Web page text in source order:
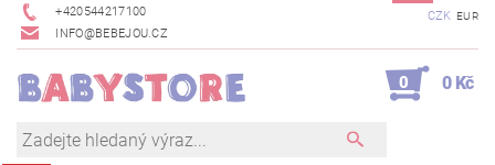
+420544217100
INFO@BEBEJOU.CZ
CZK EUR
0 0 Kč